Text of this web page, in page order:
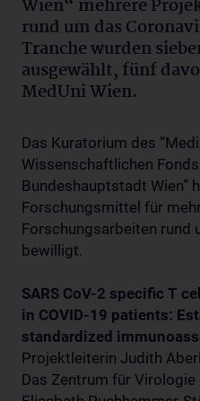
Wien“ mehrere
rund um das
Tranche wurden
ausgewählt, fünf
MedUni Wien.
Das Kuratorium des
Wissenschaftlichen
Bundeshauptstadt Wien”
Forschungsmittel für
Forschungsarbeiten rund
bewilligt.
SARS CoV-2 specific T
in COVID-19 patients:
standardized
Projektleiterin Judith
Das Zentrum für Virologie